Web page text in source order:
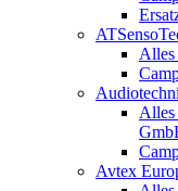
Alles
Alles
Avtex